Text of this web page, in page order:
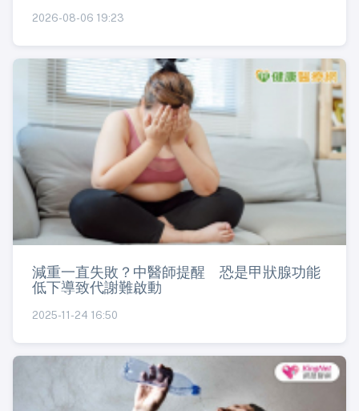
2026-08-06 19:23
減重一直失敗？中醫師提醒 恐是甲狀腺功能
低下導致代謝難啟動
2025-11-24 16:50